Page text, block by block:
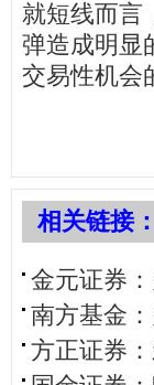
就短线而言
弹造成明显
交易性机会
相关链接：
金元证券
南方基金
方正证券